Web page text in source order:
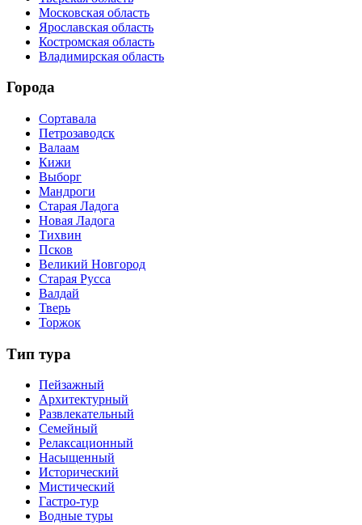
Московская область
Ярославская область
Костромская область
Владимирская область
Города
Сортавала
Петрозаводск
Валаам
Кижи
Выборг
Мандроги
Старая Ладога
Новая Ладога
Тихвин
Псков
Великий Новгород
Старая Русса
Валдай
Тверь
Торжок
Тип тура
Пейзажный
Архитектурный
Развлекательный
Семейный
Релаксационный
Насыщенный
Исторический
Мистический
Гастро-тур
Водные туры